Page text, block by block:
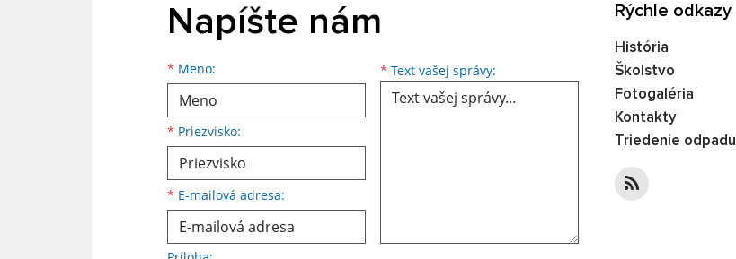
Napíšte nám
* Meno:
Meno
* Priezvisko:
Priezvisko
* E-mailová adresa:
E-mailová adresa * Text vašej správy: Text vašej správy...
Rýchle odkazy
História
Školstvo
Fotogaléria
Kontakty
Triedenie odpadu